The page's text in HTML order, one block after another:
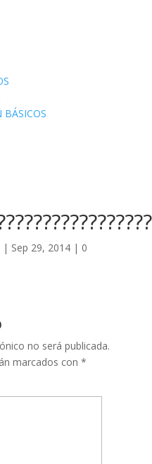
BÁSICOS
| Sep 29, 2014| 0
no será publicada.
marcados con *